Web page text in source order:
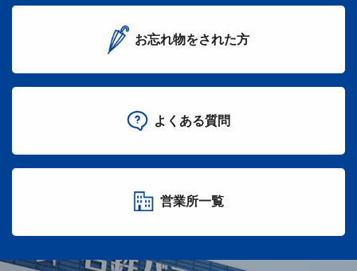
お忘れ物をされた方
よくある質問
営業所一覧